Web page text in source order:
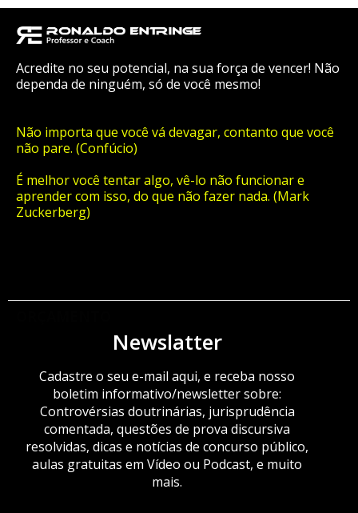
Acredite no seu potencial, na sua força de vencer! Não
dependa de ninguém, só de você mesmo!
Não importa que você vá devagar, contanto que você
não pare. (Confúcio)
É melhor você tentar algo, vê-lo não funcionar e
aprender com isso, do que não fazer nada. (Mark
Zuckerberg)
Newslatter
Cadastre o seu e-mail aqui, e receba nosso
boletim informativo/newsletter sobre:
Controvérsias doutrinárias, jurisprudência
comentada, questões de prova discursiva
resolvidas, dicas e notícias de concurso público,
aulas gratuitas em Vídeo ou Podcast, e muito
mais.